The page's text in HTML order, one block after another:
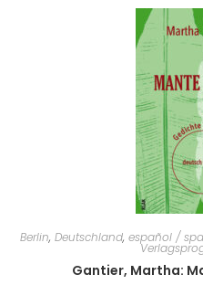
Berlin, Deutschland, español /
Gantier, Martha: